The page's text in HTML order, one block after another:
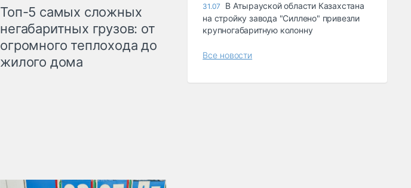
Топ-5 самых сложных
негабаритных грузов: от
огромного теплохода до
жилого дома
31.07
В Атырауской области Казахстана
на стройку завода "Силлено" привезли
крупногабаритную колонну
Все новости